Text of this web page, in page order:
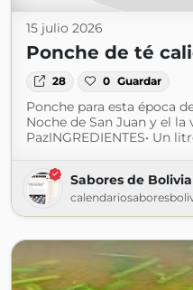
15 julio 2026
Ponche de té
28 0 Guardar
Ponche para esta época
Noche de San Juan y el la
PazINGREDIENTES• Un
Sabores de